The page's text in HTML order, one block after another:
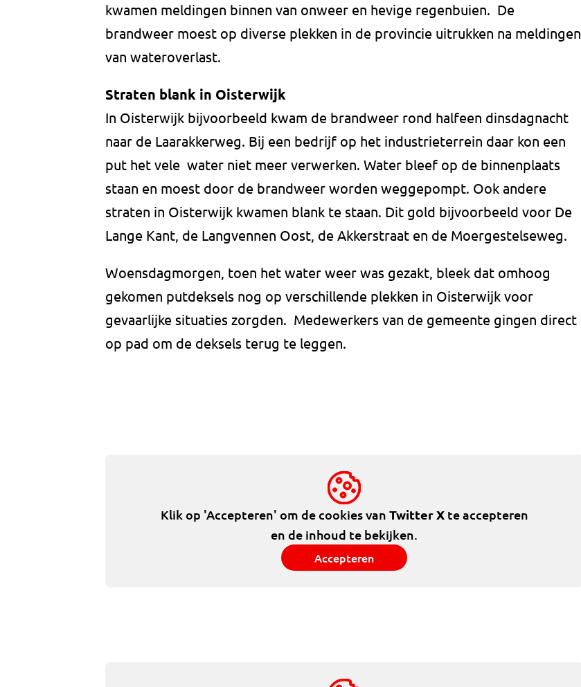
kwamen meldingen binnen van onweer en hevige regenbuien. De
brandweer moest op diverse plekken in de provincie uitrukken na meldingen
van wateroverlast.
Straten blank in Oisterwijk
In Oisterwijk bijvoorbeeld kwam de brandweer rond halfeen dinsdagnacht
naar de Laarakkerweg. Bij een bedrijf op het industrieterrein daar kon een
put het vele water niet meer verwerken. Water bleef op de binnenplaats
staan en moest door de brandweer worden weggepompt. Ook andere
straten in Oisterwijk kwamen blank te staan. Dit gold bijvoorbeeld voor De
Lange Kant, de Langvennen Oost, de Akkerstraat en de Moergestelseweg.
Woensdagmorgen, toen het water weer was gezakt, bleek dat omhoog
gekomen putdeksels nog op verschillende plekken in Oisterwijk voor
gevaarlijke situaties zorgden. Medewerkers van de gemeente gingen direct
op pad om de deksels terug te leggen.
Klik op 'Accepteren' om de cookies van Twitter Xte accepteren
en de inhoud te bekijken.
Accepteren